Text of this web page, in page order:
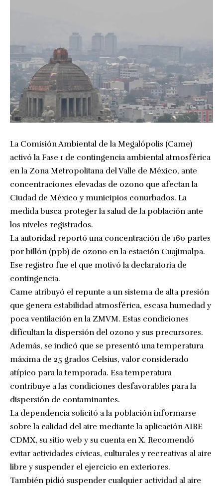
La Comisión Ambiental de la Megalópolis (Came)
activó la Fase 1 de contingencia ambiental atmosférica
en la Zona Metropolitana del Valle de México, ante
concentraciones elevadas de ozono que afectan la
Ciudad de México y municipios conurbados. La
medida busca proteger la salud de la población ante
los niveles registrados.
La autoridad reportó una concentración de 160 partes
por billón (ppb) de ozono en la estación Cuajimalpa.
Ese registro fue el que motivó la declaratoria de
contingencia.
Came atribuyó el repunte a un sistema de alta presión
que genera estabilidad atmosférica, escasa humedad y
poca ventilación en la ZMVM. Estas condiciones
dificultan la dispersión del ozono y sus precursores.
Además, se indicó que se presentó una temperatura
máxima de 25 grados Celsius, valor considerado
atípico para la temporada. Esa temperatura
contribuye a las condiciones desfavorables para la
dispersión de contaminantes.
La dependencia solicitó a la población informarse
sobre la calidad del aire mediante la aplicación AIRE
CDMX, su sitio web y su cuenta en X. Recomendó
evitar actividades cívicas, culturales y recreativas al aire
libre y suspender el ejercicio en exteriores.
También pidió suspender cualquier actividad al aire